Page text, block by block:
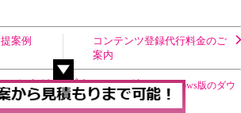
コンテンツ登録代行料金のご
案内
提案例
カタリノダウンロード
Windows版のダウ